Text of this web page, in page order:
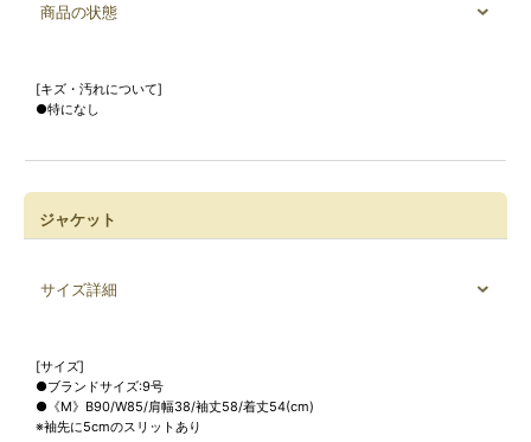
商品の状態
[キズ・汚れについて]
●特になし
ジャケット
サイズ詳細
[サイズ]
●ブランドサイズ:9号
●《M》B90/W85/肩幅38/袖丈58/着丈54(cm)
※袖先に5cmのスリットあり